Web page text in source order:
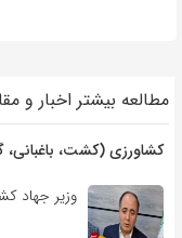
مطالعه بیشتر اخبار و
کشاورزی (کشت، باغبانی،
وزیر جهاد